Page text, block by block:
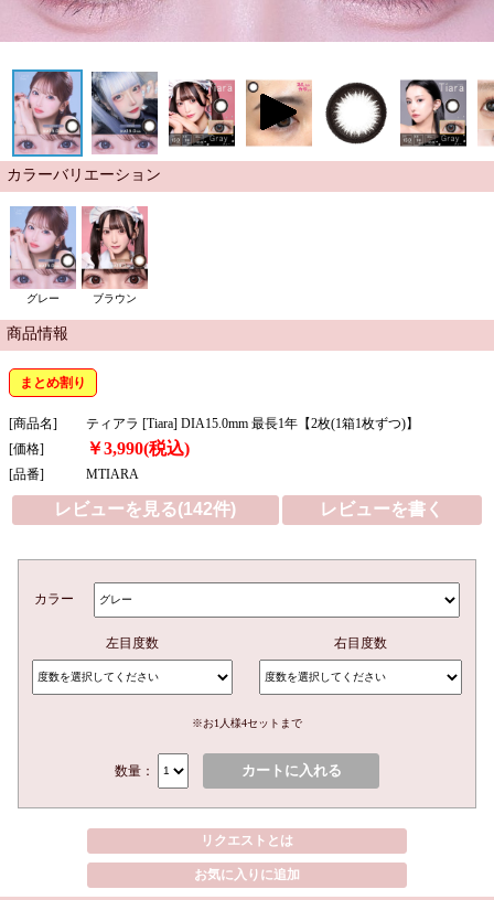
カラーバリエーション
グレー ブラウン
商品情報
まとめ割り
[商品名]
ティアラ [Tiara] DIA15.0mm 最長1年【2枚(1箱1枚ずつ)】
[価格]
￥3,990(税込)
[品番] MTIARA
レビューを見る(142件) レビューを書く
カラー
左目度数 右目度数
※お1人様4セットまで
数量： カートに入れる
リクエストとは
お気に入りに追加